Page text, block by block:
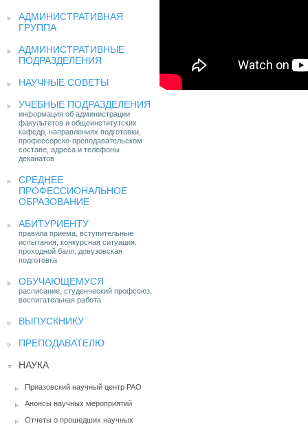
АДМИНИСТРАТИВНАЯ
ГРУППА
АДМИНИСТРАТИВНЫЕ
ПОДРАЗДЕЛЕНИЯ
НАУЧНЫЕ СОВЕТЫ
УЧЕБНЫЕ ПОДРАЗДЕЛЕНИЯ
информация об администрации
факультетов и общеинститутских
кафедр, направлениях подготовки,
профессорско-преподавательском
составе, адреса и телефоны
деканатов
СРЕДНЕЕ
ПРОФЕССИОНАЛЬНОЕ
ОБРАЗОВАНИЕ
АБИТУРИЕНТУ
правила приема, вступительные
испытания, конкурсная ситуация,
проходной балл, довузовская
подготовка
ОБУЧАЮЩЕМУСЯ
расписание, студенческий профсоюз,
воспитательная работа
ВЫПУСКНИКУ
ПРЕПОДАВАТЕЛЮ
НАУКА
Приазовский научный центр РАО
Анонсы научных мероприятий
Отчеты о прошедших научных